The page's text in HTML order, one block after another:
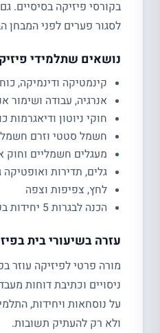
בקורסי פיזיקה בסיסיים.
לסגור פערים לפני המבחן
נושאים שתלמידי
קינמטיקה ודינמיקה,
אנרגיה, עבודה ושימור
חוקי ניוטון ודיאגרמות
חשמל סטטי וזרם
מעגלים חשמליים וחוק
גלים, תדירות ואופטיקה
לחץ, צפיפות וצפה
הכנה לבגרות 5 יחידות בפיזיקה
עזרה בשיעורי בית
מורה פרטי לפיזיקה עוזר
ניסויים וכתיבת דוחות
על נוסחאות ויחידות,
ולא רק להעתיק תשובות.